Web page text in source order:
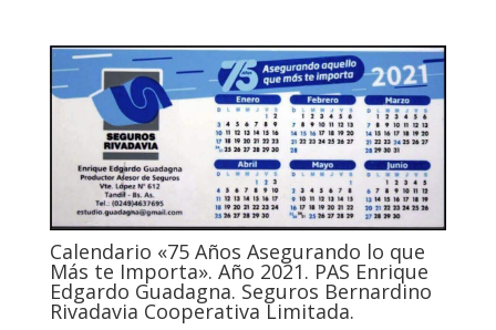
Calendario «75 Años Asegurando lo que
Más te Importa». Año 2021. PAS Enrique
Edgardo Guadagna. Seguros Bernardino
Rivadavia Cooperativa Limitada.